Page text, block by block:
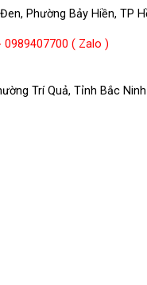
Phường Bảy Hiền, TP
0989407700 ( Zalo )
Trí Quả, Tỉnh Bắc Ninh